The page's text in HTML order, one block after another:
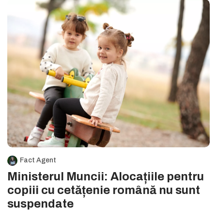
Fact Agent
Ministerul Muncii: Alocațiile pentru
copiii cu cetățenie română nu sunt
suspendate